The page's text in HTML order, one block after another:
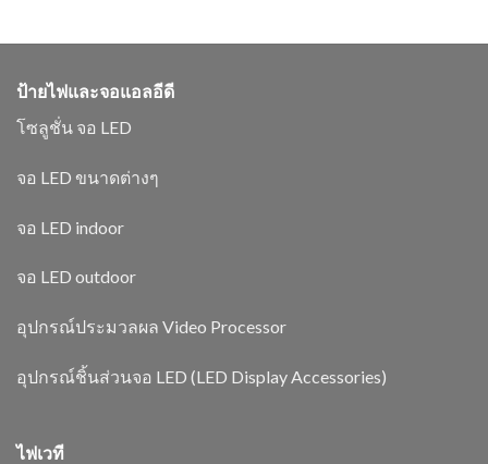
ป้ายไฟและจอแอลอีดี
โซลูชั่น จอ LED
จอ LED ขนาดต่างๆ
จอ LED indoor
จอ LED outdoor
อุปกรณ์ประมวลผล Video Processor
อุปกรณ์ชิ้นส่วนจอ LED (LED Display Accessories)
ไฟเวที